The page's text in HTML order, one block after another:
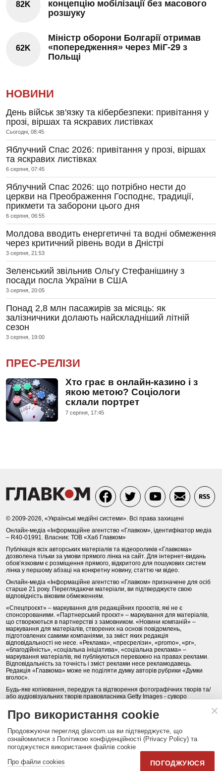
82K
концепцію мобілізації без масового
розшуку
62K
Міністр оборони Болгарії отримав
«попередження» через МіГ-29 з
Польщі
НОВИНИ
День військ зв'язку та кібербезпеки: привітання у
прозі, віршах та яскравих листівках
Сьогодні, 08:45
Яблучний Спас 2026: привітання у прозі, віршах
та яскравих листівках
6 серпня, 07:45
Яблучний Спас 2026: що потрібно нести до
церкви на Преображення Господнє, традиції,
прикмети та заборони цього дня
6 серпня, 06:55
Молдова вводить енергетичні та водні обмеження
через критичний рівень води в Дністрі
3 серпня, 21:53
Зеленський звільнив Ольгу Стефанішину з
посади посла України в США
3 серпня, 20:05
Понад 2,8 млн пасажирів за місяць: як
залізничники долають найскладніший літній
сезон
3 серпня, 19:00
ПРЕС-РЕЛІЗИ
Хто грає в онлайн-казино і з
якою метою? Соціологи
склали портрет
7 серпня, 17:45
© 2009-2026, «Українські медійні системи». Всі права захищені
Онлайн-медіа «Інформаційне агентство «Главком», ідентифікатор медіа
– R40-01991. Власник: ТОВ «Хаб Главком»
Публікація всіх авторських матеріалів та відеороликів «Главкома»
дозволена тільки за умови прямого лінка на сайт. Для інтернет-видань
обов’язковим є розміщення прямого, відкритого для пошукових систем
лінка у першому абзаці на конкретну новину, статтю чи відео.
Онлайн-медіа «Інформаційне агентство «Главком» призначене для осіб
старше 21 року. Переглядаючи матеріали, ви підтверджуєте свою
відповідність віковим обмеженням.
«Спецпроєкт» – маркування для редакційних проєктів, які не є
спонсорованими. «Партнерський проєкт» – маркування для матеріалів,
що створюються в партнерстві з замовником. «Новини компаній» –
маркування для матеріалів, створених на основі повідомлень,
підготовлених самими компаніями, за зміст яких редакція
відповідальності не несе. «Реклама», «пресрелізи», «promo», «pr»,
«благодійність», «соціальна ініціатива», «соціальна реклама» –
маркування матеріалів, які публікуються переважно на правах реклами.
Відповідальність за точність і зміст реклами несе рекламодавець.
Редакція «Главкома» може не поділяти думку авторів рубрики «Думки
вголос».
Будь-яке копіювання, передрук та відтворення фотографічних творів та/
або аудіовізуальних творів правовласника Getty Images - суворо
Політика конфіденційності (Privacy Policy). Правила сайту
КОНТАКТИ НАША КОМАНДА АРХІВ
Партнери:DepositPhotos.com,opendatabot.ua
Про використання cookie
Продовжуючи перегляд glavcom.ua ви підтверджуєте, що
ознайомилися з Політикою конфіденційності (Privacy Policy) та
погоджуєтеся використання файлів cookie
Про файли cookies
ПОГОДЖУЮСЯ